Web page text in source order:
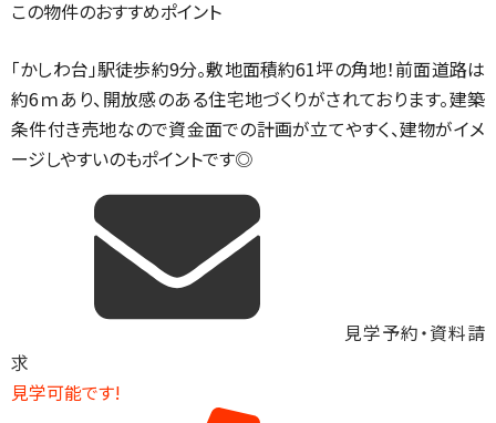
この物件のおすすめポイント
「かしわ台」駅徒歩約9分。敷地面積約61坪の角地！前面道路は
約6ｍあり、開放感のある住宅地づくりがされております。建築
条件付き売地なので資金面での計画が立てやすく、建物がイメ
ージしやすいのもポイントです◎
見学予約・資料請
求
見学可能です!